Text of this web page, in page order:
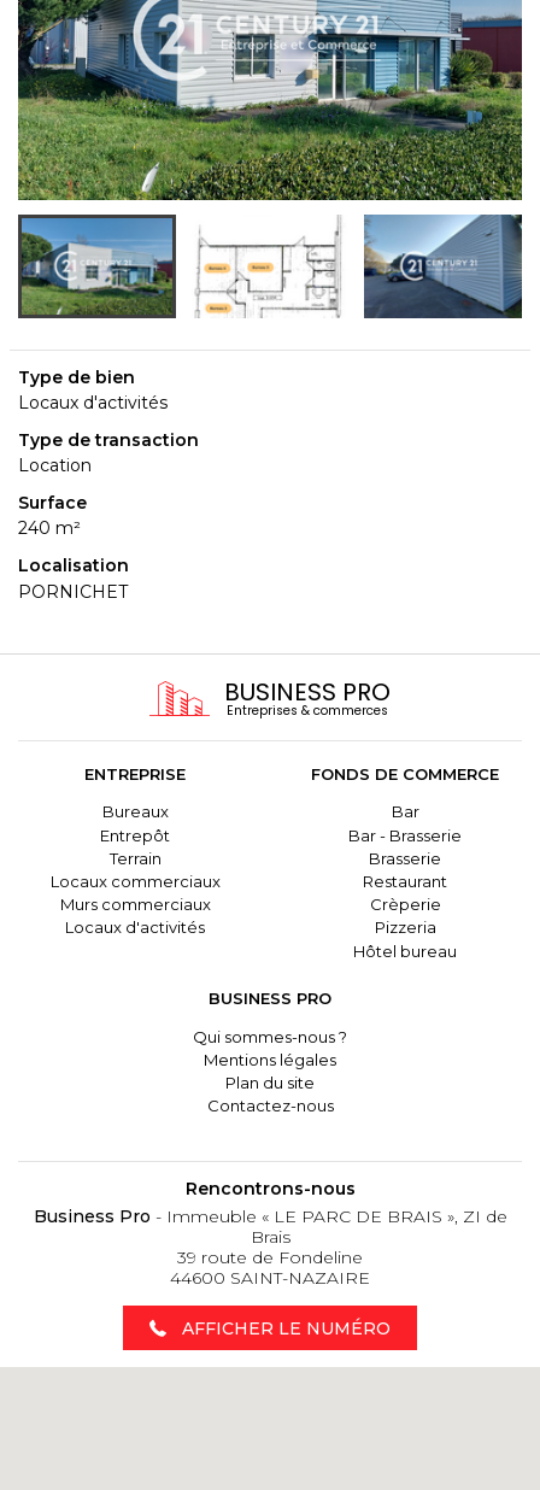
Type de bien
Locaux d'activités
Type de transaction
Location
Surface
240 m²
Localisation
PORNICHET
BUSINESS PRO
Entreprises & commerces
ENTREPRISE
Bureaux
Entrepôt
Terrain
Locaux commerciaux
Murs commerciaux
Locaux d'activités
FONDS DE COMMERCE
Bar
Bar - Brasserie
Brasserie
Restaurant
Crèperie
Pizzeria
Hôtel bureau
BUSINESS PRO
Qui sommes-nous ?
Mentions légales
Plan du site
Contactez-nous
Rencontrons-nous
Business Pro - Immeuble « LE PARC DE BRAIS », ZI de
Brais
39 route de Fondeline
44600 SAINT-NAZAIRE
AFFICHER LE NUMÉRO